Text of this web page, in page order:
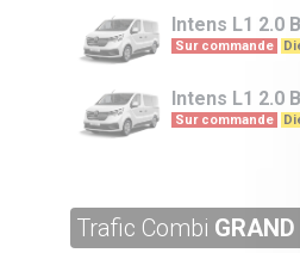
Intens L1 2.0
Sur commande
Intens L1 2.0
Sur commande
Trafic Combi